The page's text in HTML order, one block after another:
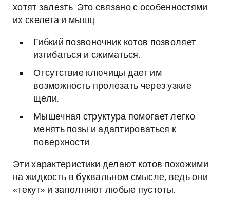
хотят залезть. Это связано с особенностями
их скелета и мышц.
Гибкий позвоночник котов позволяет
изгибаться и сжиматься.
Отсутствие ключицы дает им
возможность пролезать через узкие
щели.
Мышечная структура помогает легко
менять позы и адаптироваться к
поверхности.
Эти характеристики делают котов похожими
на жидкость в буквальном смысле, ведь они
«текут» и заполняют любые пустоты.